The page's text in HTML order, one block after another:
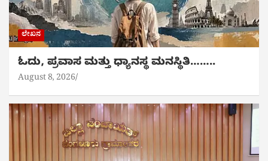
ಲೇಖನ
ಓದು, ಪ್ರವಾಸ ಮತ್ತು ಧ್ಯಾನಸ್ಥ ಮನಸ್ಥಿತಿ……..
August 8, 2026